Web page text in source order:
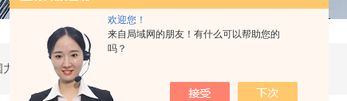
欢迎您！
来自局域网的朋友！有什么可以帮助您的
吗？